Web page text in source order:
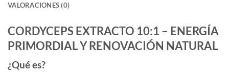
VALORACIONES (0)
CORDYCEPS EXTRACTO 10:1 – ENERGÍA
PRIMORDIAL Y RENOVACIÓN NATURAL
¿Qué es?